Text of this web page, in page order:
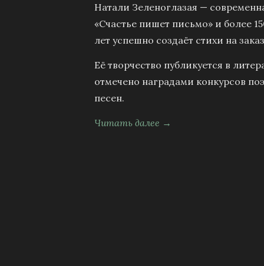
Натали Зеленоглазая —
«Счастье пишет письмо» и более
лет успешно создаёт стихи на
Её творчество публикуется в
отмечено наградами конкурсов
песен.
Читать далее →